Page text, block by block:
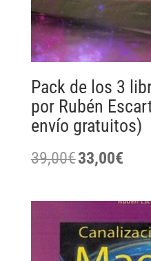
Pack de los 3
por Rubén
envío gratuitos)
39,00€ El
precio
era:
33,00€El
precio
es: